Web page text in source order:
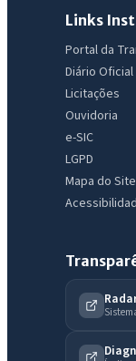
Links
Portal da
Diário Oficial
Licitações
Ouvidoria
e-SIC
LGPD
Mapa do Site
IntGest